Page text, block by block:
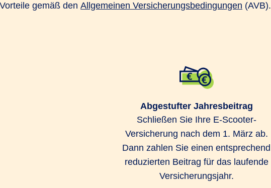
gemäß denAllgemeinen Versicherungsbedingungen (AVB).
Abgestufter Jahresbeitrag
Schließen Sie Ihre E-Scooter-
Versicherung nach dem 1. März ab.
Dann zahlen Sie einen entsprechend
reduzierten Beitrag für das laufende
Versicherungsjahr.